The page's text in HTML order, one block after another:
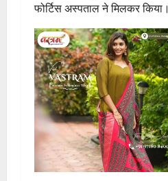
फोर्टिस अस्पताल ने मिलकर किया।